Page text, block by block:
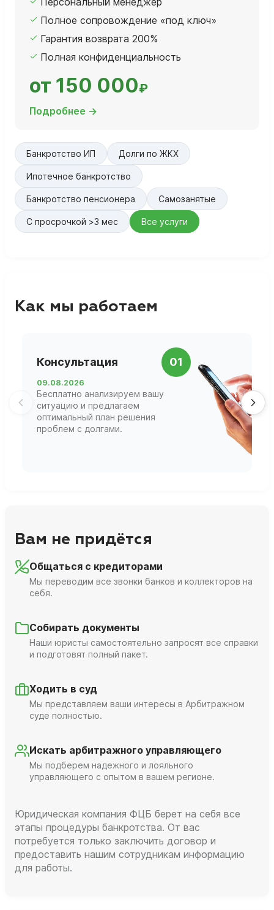
Полное сопровождение «под ключ»
Гарантия возврата 200%
Полная конфиденциальность
от 150 000₽
Подробнее →
Банкротство ИП Долги по ЖКХ
Ипотечное банкротство
Банкротство пенсионера Самозанятые
С просрочкой >3 мес Все услуги
Как мы работаем
Консультация 01
09.08.2026
Бесплатно анализируем вашу
ситуацию и предлагаем
оптимальный план решения
проблем с долгами.
Вам не придётся
Общаться с кредиторами
Мы переводим все звонки банков и коллекторов на
себя.
Собирать документы
Наши юристы самостоятельно запросят все справки
и подготовят полный пакет.
Ходить в суд
Мы представляем ваши интересы в Арбитражном
суде полностью.
Искать арбитражного управляющего
Мы подберем надежного и лояльного
управляющего с опытом в вашем регионе.
Юридическая компания ФЦБ берет на себя все
этапы процедуры банкротства. От вас
потребуется только заключить договор и
предоставить нашим сотрудникам информацию
для работы.